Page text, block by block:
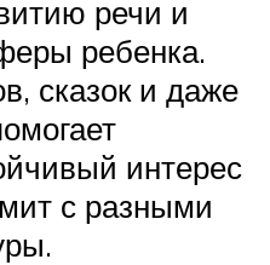
речи и
ребенка.
сказок и даже
интерес
с разными